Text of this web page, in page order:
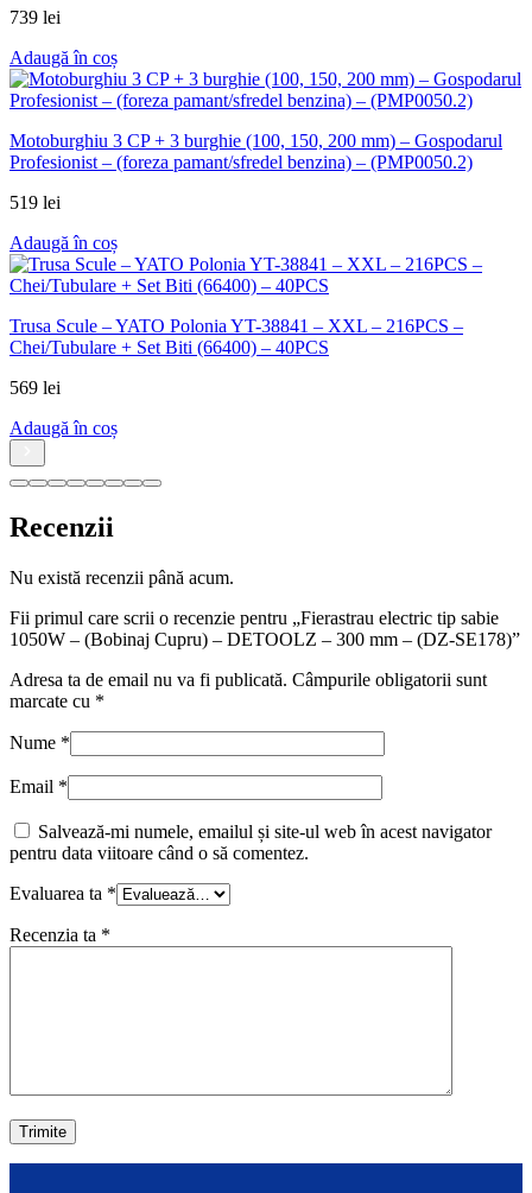
739 lei
Adaugă în coș
Motoburghiu 3 CP + 3 burghie (100, 150, 200 mm) – Gospodarul
Profesionist – (foreza pamant/sfredel benzina) – (PMP0050.2)
519 lei
Adaugă în coș
Trusa Scule – YATO Polonia YT-38841 – XXL – 216PCS –
Chei/Tubulare + Set Biti (66400) – 40PCS
569 lei
Adaugă în coș
Recenzii
Nu există recenzii până acum.
Fii primul care scrii o recenzie pentru „Fierastrau electric tip sabie
1050W – (Bobinaj Cupru) – DETOOLZ – 300 mm – (DZ-SE178)”
Adresa ta de email nu va fi publicată. Câmpurile obligatorii sunt
marcate cu *
Nume *
Email *
Salvează-mi numele, emailul și site-ul web în acest navigator
pentru data viitoare când o să comentez.
Evaluarea ta *
Recenzia ta *